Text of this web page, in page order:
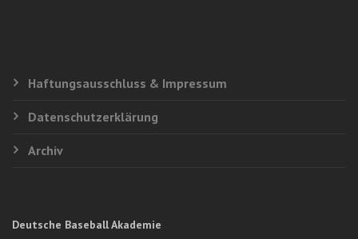
Haftungsausschluss & Impressum
Datenschutzerklärung
Archiv
Deutsche Baseball Akademie